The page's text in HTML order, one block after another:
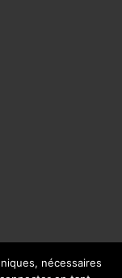
nécessaires